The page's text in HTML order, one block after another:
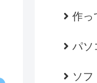
作っ
パソ
ソフ